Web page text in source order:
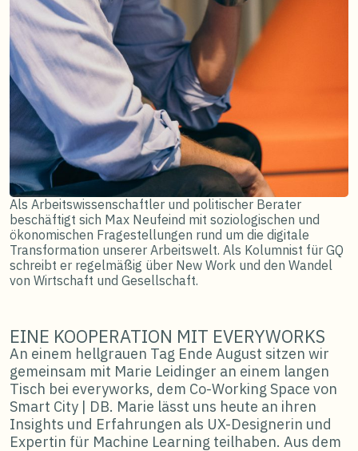
Als Arbeitswissenschaftler und politischer Berater
beschäftigt sich Max Neufeind mit soziologischen und
ökonomischen Fragestellungen rund um die digitale
Transformation unserer Arbeitswelt. Als Kolumnist für GQ
schreibt er regelmäßig über New Work und den Wandel
von Wirtschaft und Gesellschaft.
EINE KOOPERATION MIT EVERYWORKS
An einem hellgrauen Tag Ende August sitzen wir
gemeinsam mit Marie Leidinger an einem langen
Tisch bei everyworks, dem Co-Working Space von
Smart City | DB. Marie lässt uns heute an ihren
Insights und Erfahrungen als UX-Designerin und
Expertin für Machine Learning teilhaben. Aus dem